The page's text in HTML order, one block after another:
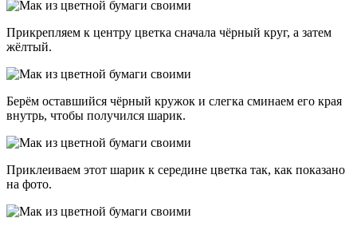
Прикрепляем к центру цветка сначала чёрный круг, а затем
жёлтый.
Берём оставшийся чёрный кружок и слегка сминаем его края
внутрь, чтобы получился шарик.
Приклеиваем этот шарик к середине цветка так, как показано
на фото.